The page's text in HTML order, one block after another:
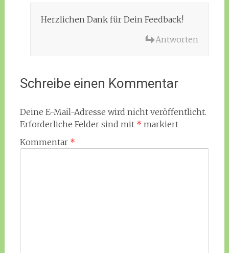
Herzlichen Dank für Dein Feedback!
Antworten
Schreibe einen Kommentar
Deine E-Mail-Adresse wird nicht veröffentlicht.
Erforderliche Felder sind mit * markiert
Kommentar *